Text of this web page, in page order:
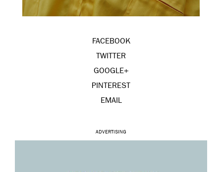
FACEBOOK
TWITTER
GOOGLE+
PINTEREST
EMAIL
ADVERTISING